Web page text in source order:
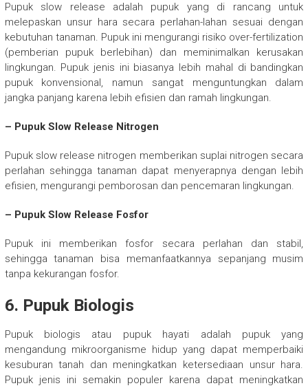
Pupuk slow release adalah pupuk yang di rancang untuk
melepaskan unsur hara secara perlahan-lahan sesuai dengan
kebutuhan tanaman. Pupuk ini mengurangi risiko over-fertilization
(pemberian pupuk berlebihan) dan meminimalkan kerusakan
lingkungan. Pupuk jenis ini biasanya lebih mahal di bandingkan
pupuk konvensional, namun sangat menguntungkan dalam
jangka panjang karena lebih efisien dan ramah lingkungan.
– Pupuk Slow Release Nitrogen
Pupuk slow release nitrogen memberikan suplai nitrogen secara
perlahan sehingga tanaman dapat menyerapnya dengan lebih
efisien, mengurangi pemborosan dan pencemaran lingkungan.
– Pupuk Slow Release Fosfor
Pupuk ini memberikan fosfor secara perlahan dan stabil,
sehingga tanaman bisa memanfaatkannya sepanjang musim
tanpa kekurangan fosfor.
6. Pupuk Biologis
Pupuk biologis atau pupuk hayati adalah pupuk yang
mengandung mikroorganisme hidup yang dapat memperbaiki
kesuburan tanah dan meningkatkan ketersediaan unsur hara.
Pupuk jenis ini semakin populer karena dapat meningkatkan